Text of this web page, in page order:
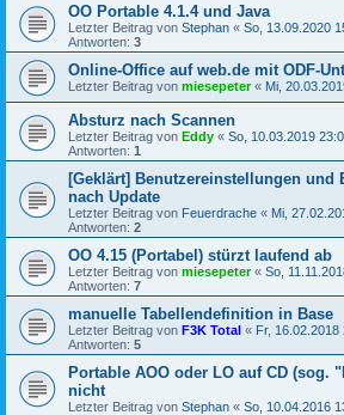
OO Portable 4.1.4 und Java
Letzter Beitrag von Stephan « So, 13.09.2020
Antworten: 3
Online-Office auf web.de mit ODF-
Letzter Beitrag von miesepeter« Mi,
Absturz nach Scannen
Letzter Beitrag von Eddy « So, 10.03.2019
Antworten: 1
[Geklärt] Benutzereinstellungen und
nach Update
Letzter Beitrag von Feuerdrache « Mi,
Antworten: 2
OO 4.15 (Portabel) stürzt laufend ab
Letzter Beitrag von miesepeter« So,
Antworten: 7
manuelle Tabellendefinition in Base
Letzter Beitrag von F3K Total « Fr, 16.02.2018
Antworten: 5
Portable AOO oder LO auf CD (sog.
nicht
Letzter Beitrag von Stephan « So, 10.04.2016